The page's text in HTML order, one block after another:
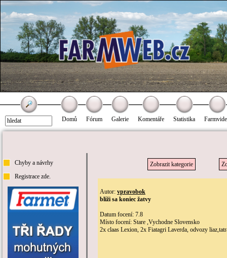
Domů Fórum Galerie Komentáře Statistika
Chyby a návrhy
Registrace zde.
Zobrazit kategorie
Autor: vpravobok
blíži sa koniec žatvy
Datum focení: 7.8
Místo focení: Stare ,Vychodne Slovensko
2x claas Lexion, 2x Fiatagri Laverda, odvozy